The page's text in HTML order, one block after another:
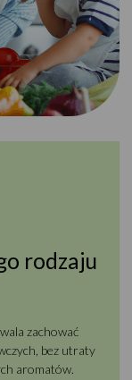
rodzaju
zachować
bez utraty
aromatów.